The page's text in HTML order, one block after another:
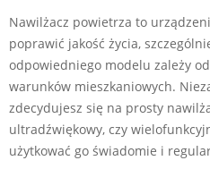
Nawilżacz powietrza to
poprawić jakość życia,
odpowiedniego modelu zależy
warunków mieszkaniowych.
zdecydujesz się na prosty
ultradźwiękowy, czy
użytkować go świadomie i